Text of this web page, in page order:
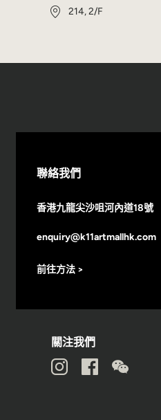
214, 2/F
聯絡我們
香港九龍尖沙咀河內道18號
enquiry@k11artmallhk.com
前往方法 >
關注我們